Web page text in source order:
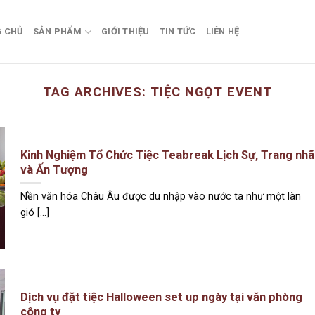
CHỦ SẢN PHẨM GIỚI THIỆU TIN TỨC LIÊN HỆ
TAG ARCHIVES: TIỆC NGỌT EVENT
Kinh Nghiệm Tổ Chức Tiệc Teabreak Lịch Sự, Trang nhã
và Ấn Tượng
Nền văn hóa Châu Âu được du nhập vào nước ta như một làn
gió [...]
Dịch vụ đặt tiệc Halloween set up ngày tại văn phòng
công ty